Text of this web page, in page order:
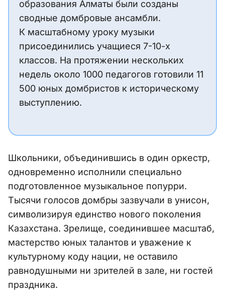
образования Алматы были созданы
сводные домбровые ансамбли.
К масштабному уроку музыки
присоединились учащиеся 7-10-х
классов. На протяжении нескольких
недель около 1000 педагогов готовили 11
500 юных домбристов к историческому
выступлению.
Школьники, объединившись в один оркестр,
одновременно исполнили специально
подготовленное музыкальное попурри.
Тысячи голосов домбры зазвучали в унисон,
символизируя единство нового поколения
Казахстана. Зрелище, соединившее масштаб,
мастерство юных талантов и уважение к
культурному коду нации, не оставило
равнодушными ни зрителей в зале, ни гостей
праздника.